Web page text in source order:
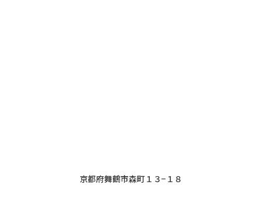
京都府舞鶴市森町１３−１８